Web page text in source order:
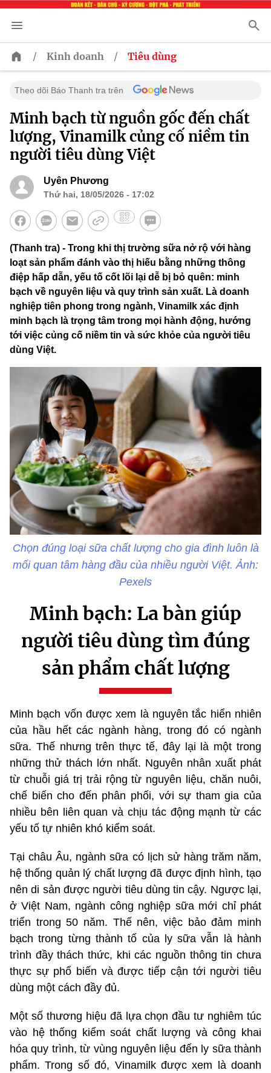
/ Kinh doanh / Tiêu dùng
Theo dõi Báo Thanh tra trên
Minh bạch từ nguồn gốc đến chất
lượng, Vinamilk củng cố niềm tin
người tiêu dùng Việt
Uyên Phương
Thứ hai, 18/05/2026 - 17:02
(Thanh tra) - Trong khi thị trường sữa nở rộ với hàng
loạt sản phẩm đánh vào thị hiếu bằng những thông
điệp hấp dẫn, yếu tố cốt lõi lại dễ bị bỏ quên: minh
bạch về nguyên liệu và quy trình sản xuất. Là doanh
nghiệp tiên phong trong ngành, Vinamilk xác định
minh bạch là trọng tâm trong mọi hành động, hướng
tới việc củng cố niềm tin và sức khỏe của người tiêu
dùng Việt.
Chọn đúng loại sữa chất lượng cho gia đình luôn là
mối quan tâm hàng đầu của nhiều người Việt. Ảnh:
Pexels
Minh bạch: La bàn giúp
người tiêu dùng tìm đúng
sản phẩm chất lượng
Minh bạch vốn được xem là nguyên tắc hiển nhiên
của hầu hết các ngành hàng, trong đó có ngành
sữa. Thế nhưng trên thực tế, đây lại là một trong
những thử thách lớn nhất. Nguyên nhân xuất phát
từ chuỗi giá trị trải rộng từ nguyên liệu, chăn nuôi,
chế biến cho đến phân phối, với sự tham gia của
nhiều bên liên quan và chịu tác động mạnh từ các
yếu tố tự nhiên khó kiểm soát.
Tại châu Âu, ngành sữa có lịch sử hàng trăm năm,
hệ thống quản lý chất lượng đã được định hình, tạo
nên di sản được người tiêu dùng tin cậy. Ngược lại,
ở Việt Nam, ngành công nghiệp sữa mới chỉ phát
triển trong 50 năm. Thế nên, việc bảo đảm minh
bạch trong từng thành tố của ly sữa vẫn là hành
trình đầy thách thức, khi các nguồn thông tin chưa
thực sự phổ biến và được tiếp cận tới người tiêu
dùng một cách đầy đủ.
Một số thương hiệu đã lựa chọn đầu tư nghiêm túc
vào hệ thống kiểm soát chất lượng và công khai
hóa quy trình, từ vùng nguyên liệu đến ly sữa thành
phẩm. Trong số đó, Vinamilk được xem là doanh